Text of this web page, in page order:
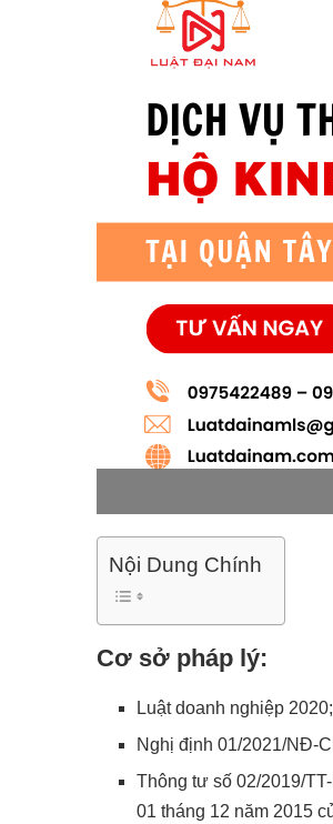
Nội Dung Chính
Cơ sở pháp lý:
Luật doanh nghiệp 2020;
Nghị định 01/2021/NĐ-
Thông tư số 02/2019/
01 tháng 12 năm 2015